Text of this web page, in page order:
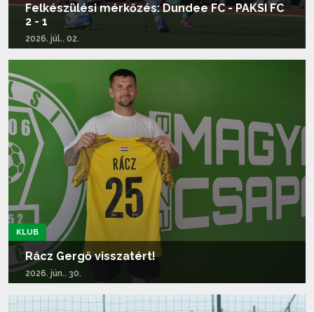
Felkészülési mérkőzés: Dundee FC - PAKSI FC
2 - 1
2026. júl.. 02.
Tovább olvasom...
KLUB
Rácz Gergő visszatért!
2026. jún.. 30.
Tovább olvasom...